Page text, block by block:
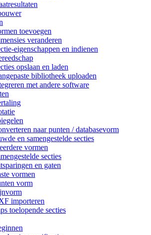
toevoegen
veranderen
eigenschappen en indienen
opslaan en laden
bibliotheek uploaden
met andere software
naar punten / databasevorm
en samengestelde secties
vormen
secties
en gaten
vormen
vorm
importeren
toelopende secties